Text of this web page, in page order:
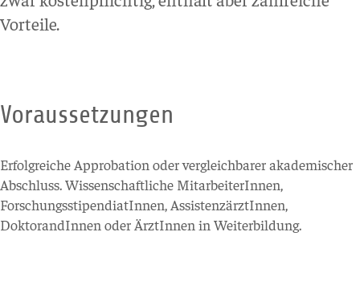
Vorteile.
Voraussetzungen
Erfolgreiche Approbation oder vergleichbarer akademischer
Abschluss. Wissenschaftliche MitarbeiterInnen,
ForschungsstipendiatInnen, AssistenzärztInnen,
DoktorandInnen oder ÄrztInnen in Weiterbildung.